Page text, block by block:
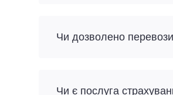
Чи дозволено
Чи є послуга